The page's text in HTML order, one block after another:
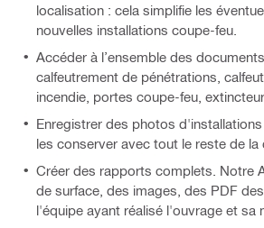
localisation : cela simplifie les
nouvelles installations coupe-feu.
Accéder à l’ensemble des
calfeutrement de pénétrations,
incendie, portes coupe-feu,
Enregistrer des photos
les conserver avec tout le reste de la
Créer des rapports complets. Notre
de surface, des images, des PDF
l'équipe ayant réalisé l'ouvrage et sa